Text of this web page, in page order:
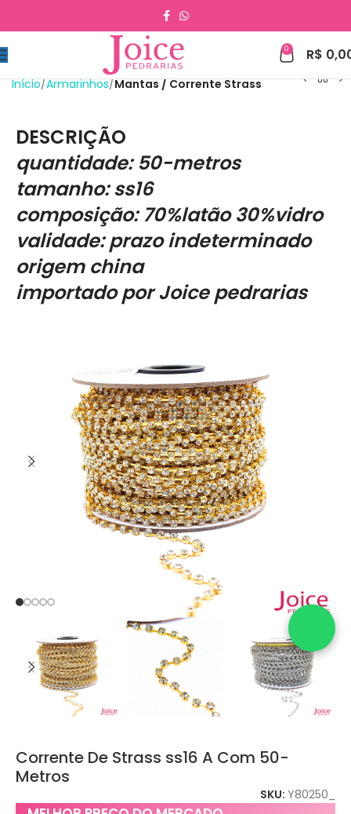
0 R$
Início Armarinhos Mantas / Corrente Strass
DESCRIÇÃO
quantidade: 50-metros
tamanho: ss16
composição: 70%latão 30%vidro
validade: prazo indeterminado
origem china
importado por Joice pedrarias
Corrente De Strass ss16 A Com 50-
Metros
SKU: Y80250_